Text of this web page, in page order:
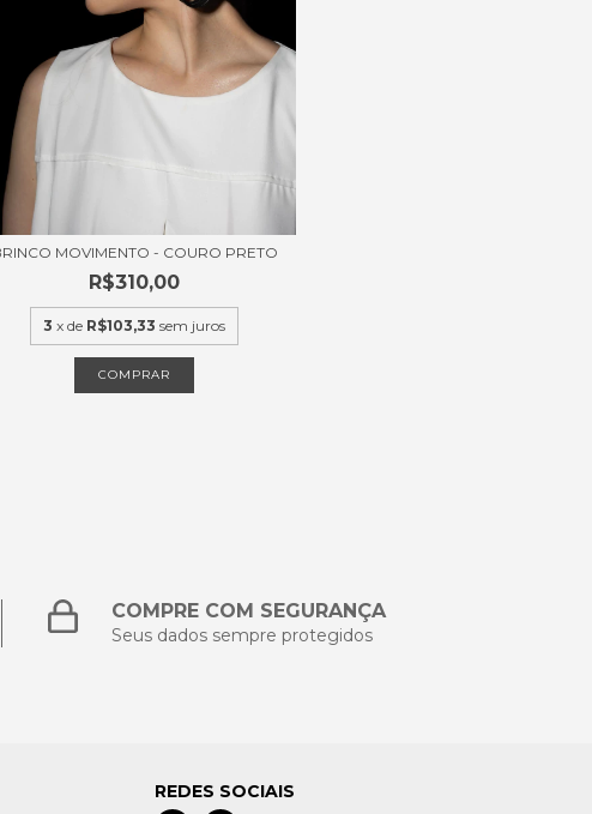
MOVIMENTO - COURO PRETO
R$310,00
3 x de R$103,33 sem juros
COMPRAR
COMPRE COM SEGURANÇA
Seus dados sempre protegidos
REDES SOCIAIS